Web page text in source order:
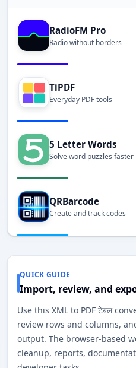
RadioFM Pro
Radio without borders
TiPDF
Everyday PDF tools
5 Letter Words
Solve word puzzles faster
QRBarcode
Create and track codes
QUICK GUIDE
Import, review, and
Use this XML to PDF टेबल
review rows and columns,
output. The browser-based
cleanup, reports,